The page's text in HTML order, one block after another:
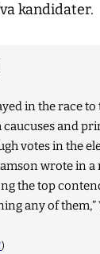
kandidater.
in the race
caucuses and
votes in the
wrote in a
the top
any of
)